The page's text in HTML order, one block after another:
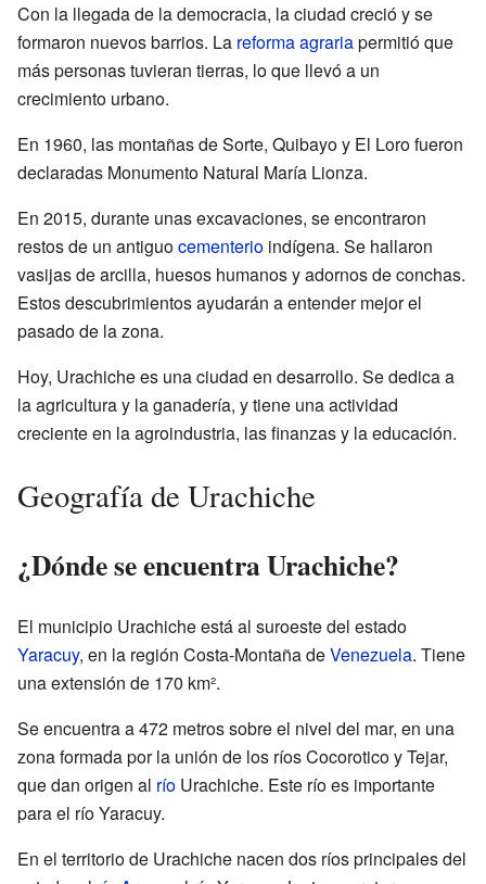
Con la llegada de la democracia, la ciudad creció y se
formaron nuevos barrios. La reforma agrariapermitió que
más personas tuvieran tierras, lo que llevó a un
crecimiento urbano.
En 1960, las montañas de Sorte, Quibayo y El Loro fueron
declaradas Monumento Natural María Lionza.
En 2015, durante unas excavaciones, se encontraron
restos de un antiguocementerio indígena. Se hallaron
vasijas de arcilla, huesos humanos y adornos de conchas.
Estos descubrimientos ayudarán a entender mejor el
pasado de la zona.
Hoy, Urachiche es una ciudad en desarrollo. Se dedica a
la agricultura y la ganadería, y tiene una actividad
creciente en la agroindustria, las finanzas y la educación.
Geografía de Urachiche
¿Dónde se encuentra Urachiche?
El municipio Urachiche está al suroeste del estado
Yaracuy, en la región Costa-Montaña deVenezuela. Tiene
una extensión de 170 km².
Se encuentra a 472 metros sobre el nivel del mar, en una
zona formada por la unión de los ríos Cocorotico y Tejar,
que dan origen al río Urachiche. Este río es importante
para el río Yaracuy.
En el territorio de Urachiche nacen dos ríos principales del